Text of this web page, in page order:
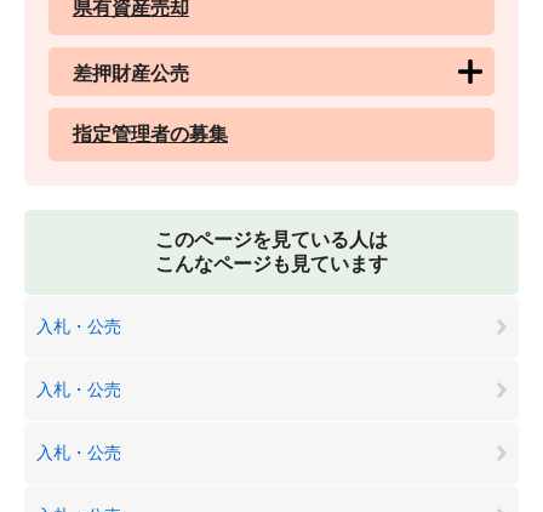
県有資産売却
差押財産公売
指定管理者の募集
このページを見ている人は
こんなページも見ています
入札・公売
入札・公売
入札・公売